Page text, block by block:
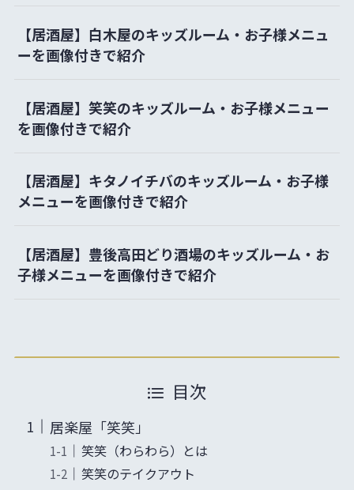
【居酒屋】白木屋のキッズルーム・お子様メニュ
ーを画像付きで紹介
【居酒屋】笑笑のキッズルーム・お子様メニュー
を画像付きで紹介
【居酒屋】キタノイチバのキッズルーム・お子様
メニューを画像付きで紹介
【居酒屋】豊後高田どり酒場のキッズルーム・お
子様メニューを画像付きで紹介
目次
居楽屋「笑笑」
笑笑（わらわら）とは
笑笑のテイクアウト